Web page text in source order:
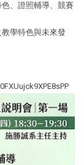
、證照輔導、競賽
學特色與未來發